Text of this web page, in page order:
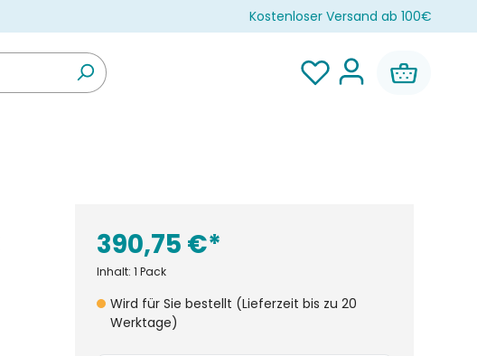
Kostenloser Versand ab 100€
390,75 €*
Inhalt:1 Pack
Wird für Sie bestellt (Lieferzeit bis zu 20
Werktage)